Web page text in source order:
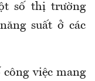
số thị trường
suất ở các
việc mang